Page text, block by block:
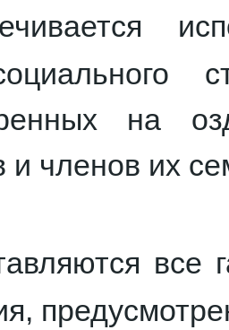
на
и членов их
все